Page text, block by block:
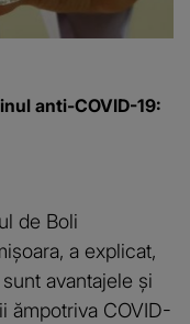
anti-COVID-19:
de Boli
a explicat,
avantajele şi
ămpotriva COVID-